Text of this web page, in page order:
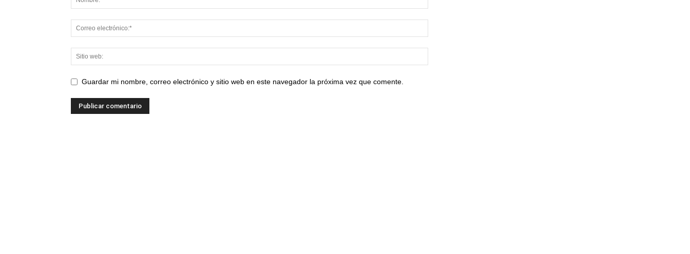
Guardar mi nombre, correo electrónico y sitio web en este navegador la próxima vez que comente.